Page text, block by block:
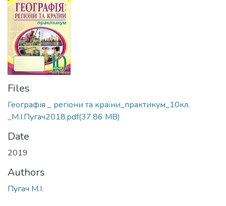
Files
Географія _ регіони та країни_практикум_10кл.
_М.І.Пугач2018.pdf(37.86 MB)
Date
2019
Authors
Пугач М.І.